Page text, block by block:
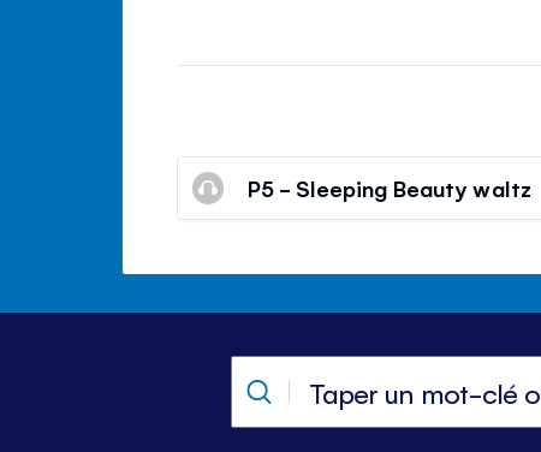
P5 - Sleeping Beauty waltz